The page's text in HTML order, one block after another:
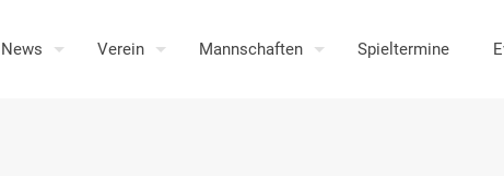
News Verein Mannschaften Spieltermine